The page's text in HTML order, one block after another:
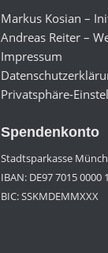
Markus Kosian –
Andreas Reiter –
Impressum
Privatsphäre-
Spendenkonto
Stadtsparkasse
IBAN: DE97 7015 0000
BIC: SSKMDEMMXXX